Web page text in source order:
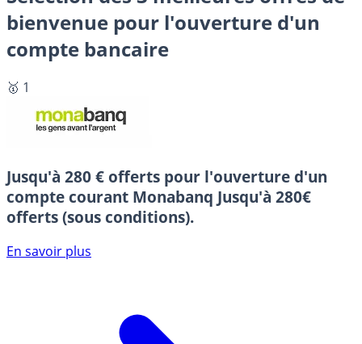
bienvenue pour l'ouverture d'un
compte bancaire
🥇 1
Jusqu'à 280 € offerts pour l'ouverture d'un
compte courant Monabanq Jusqu'à 280€
offerts (sous conditions).
En savoir plus